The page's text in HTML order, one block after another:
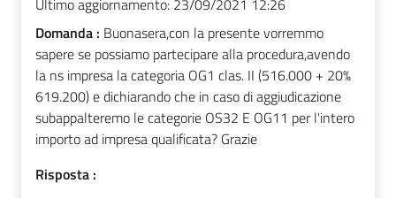
Ultimo aggiornamento: 23/09/2021 12:26
Domanda : Buonasera,con la presente vorremmo
sapere se possiamo partecipare alla procedura,avendo
la ns impresa la categoria OG1 clas. II (516.000 + 20%
619.200) e dichiarando che in caso di aggiudicazione
subappalteremo le categorie OS32 E OG11 per l'intero
importo ad impresa qualificata? Grazie
Risposta :